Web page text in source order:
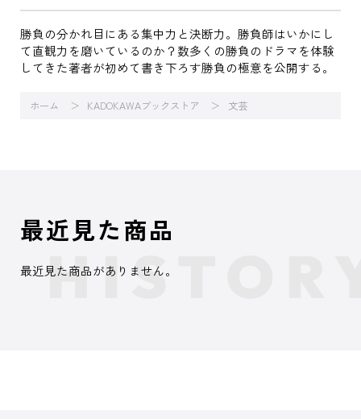
勝負の分かれ目にある集中力と決断力。勝負師はいかにし
て直観力を磨いているのか？数多くの勝負のドラマを体験
してきた著者が初めて書き下ろす勝負の極意を公開する。
ホーム KADOKAWAブックストア 文芸
最近見た商品
最近見た商品がありません。